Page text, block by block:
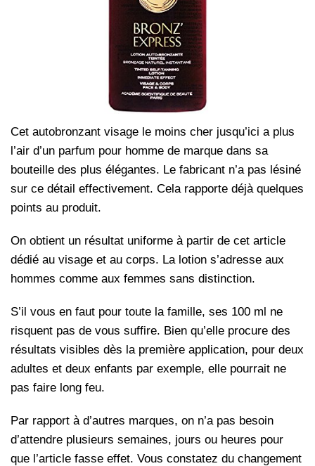
Cet autobronzant visage le moins cher jusqu’ici a plus
l’air d’un parfum pour homme de marque dans sa
bouteille des plus élégantes. Le fabricant n’a pas lésiné
sur ce détail effectivement. Cela rapporte déjà quelques
points au produit.
On obtient un résultat uniforme à partir de cet article
dédié au visage et au corps. La lotion s’adresse aux
hommes comme aux femmes sans distinction.
S’il vous en faut pour toute la famille, ses 100 ml ne
risquent pas de vous suffire. Bien qu’elle procure des
résultats visibles dès la première application, pour deux
adultes et deux enfants par exemple, elle pourrait ne
pas faire long feu.
Par rapport à d’autres marques, on n’a pas besoin
d’attendre plusieurs semaines, jours ou heures pour
que l’article fasse effet. Vous constatez du changement